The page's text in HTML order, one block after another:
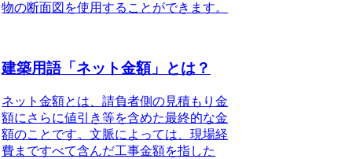
物の断面図を使用することができます。
建築用語「ネット金額」とは？
ネット金額とは、請負者側の見積もり金
額にさらに値引き等を含めた最終的な金
額のことです。文脈によっては、現場経
費まですべて含んだ工事金額を指した